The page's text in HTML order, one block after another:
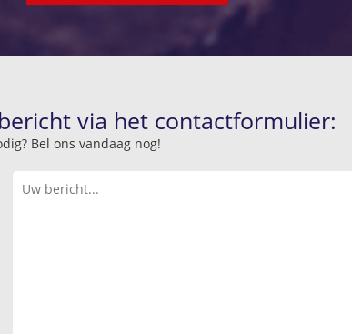
via het contactformulier:
Bel ons vandaag nog!